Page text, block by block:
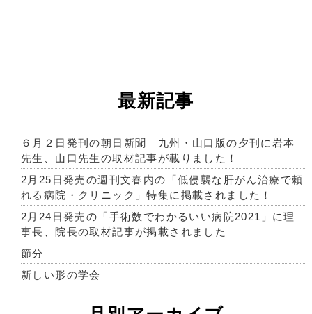
最新記事
６月２日発刊の朝日新聞 九州・山口版の夕刊に岩本
先生、山口先生の取材記事が載りました！
2月25日発売の週刊文春内の「低侵襲な肝がん治療で頼
れる病院・クリニック」特集に掲載されました！
2月24日発売の「手術数でわかるいい病院2021」に理
事長、院長の取材記事が掲載されました
節分
新しい形の学会